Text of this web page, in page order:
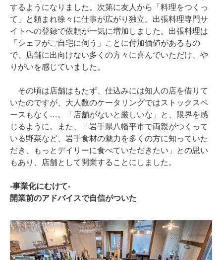
するようになりました。次第に友人から「料理をつくっ
て」と頼まれ徐々に仕事が広がり独立。出張料理専門サ
イトへの登録で依頼が一気に増加しました。出張料理は
「シェフがご自宅に伺う」ことに付加価値があるもの
で、店舗に出向けない多くの方々に喜んでいただけ、や
りがいを感じていました。
その頃は店舗はもたず、仕込みには知人の店を借りて
いたのですが、大人数のケータリングではストックスペ
ースもなく…。「店舗がないと厳しいな」と、限界を感
じるように。また、「岩手県八幡平市で両親がつくって
いる野菜など、岩手食材の魅力を多くの方に知っていた
だき、もっとデイリーに食べていただきたい」との思い
もあり、店舗として開業することにしました。
-事業化にむけて-
開業前のアドバイスで自信がついた